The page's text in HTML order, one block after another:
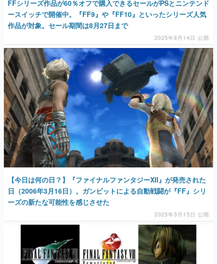
【今日は何の日？】『ファイナルファンタジーXII』が発売された
日（2006年3月16日）。ガンビットによる自動戦闘が『FF』シリ
ーズの新たな可能性を感じさせた
2025年3月15日 公開